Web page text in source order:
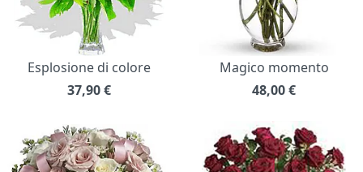
Esplosione di colore
37,90€
Magico momento
48,00€